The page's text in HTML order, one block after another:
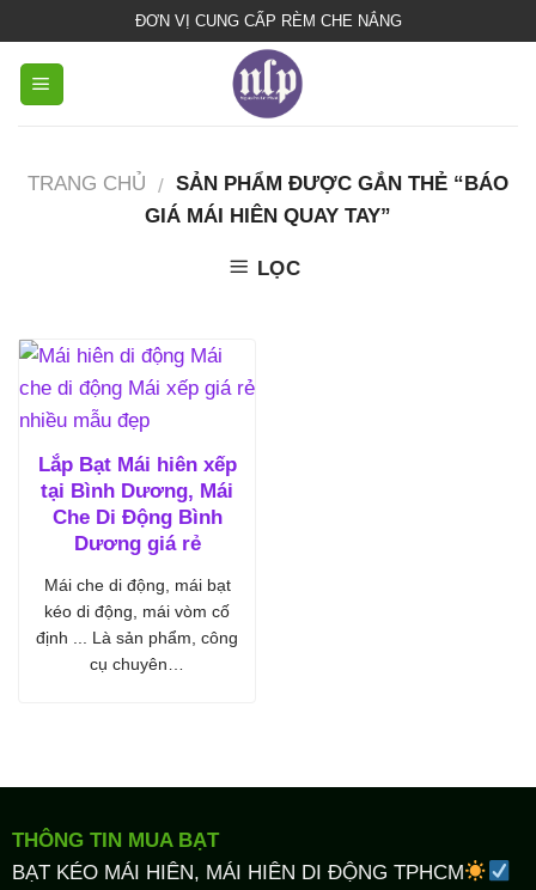
che
nắng
mưa
ĐƠN VỊ CUNG CẤP RÈM CHE NẮNG
TRANG CHỦ / SẢN PHẨM ĐƯỢC GẮN THẺ “BÁO
GIÁ MÁI HIÊN QUAY TAY”
LỌC
Lắp Bạt Mái hiên xếp
tại Bình Dương, Mái
Che Di Động Bình
Dương giá rẻ
Mái che di động, mái bạt
kéo di động, mái vòm cố
định ... Là sản phẩm, công
cụ chuyên…
THÔNG TIN MUA BẠT
BẠT KÉO MÁI HIÊN, MÁI HIÊN DI ĐỘNG TPHCM